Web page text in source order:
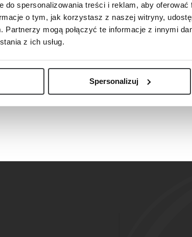
do spersonalizowania treści i reklam, aby oferować
o tym, jak korzystasz z naszej witryny,
Partnerzy mogą połączyć te informacje z innymi
z ich usług.
Spersonalizuj
andorogenowego kończył się na samym
i uściśnięciu ręki pacjenta i lekarza. Nowoczesna
przygotowania do zabiegu, często włącznie z
na trwałe efekty i utrzymanie się nowo
pielęgnacja.